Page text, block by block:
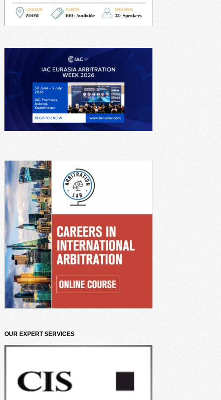
OUR EXPERT SERVICES